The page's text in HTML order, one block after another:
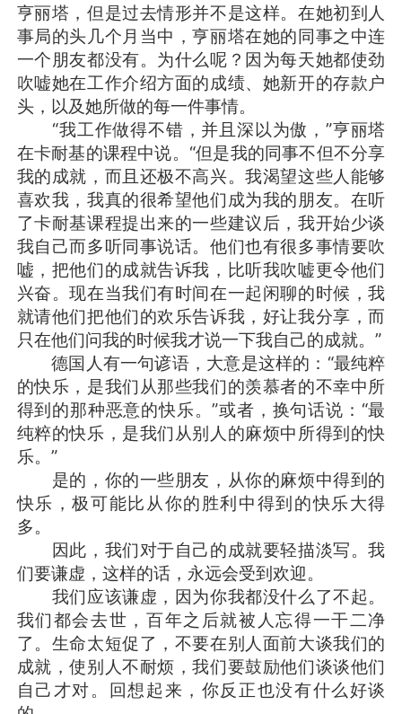
亨丽塔，但是过去情形并不是这样。在她初到人
事局的头几个月当中，亨丽塔在她的同事之中连
一个朋友都没有。为什么呢？因为每天她都使劲
吹嘘她在工作介绍方面的成绩、她新开的存款户
头，以及她所做的每一件事情。
“我工作做得不错，并且深以为傲，”亨丽塔
在卡耐基的课程中说。“但是我的同事不但不分享
我的成就，而且还极不高兴。我渴望这些人能够
喜欢我，我真的很希望他们成为我的朋友。在听
了卡耐基课程提出来的一些建议后，我开始少谈
我自己而多听同事说话。他们也有很多事情要吹
嘘，把他们的成就告诉我，比听我吹嘘更令他们
兴奋。现在当我们有时间在一起闲聊的时候，我
就请他们把他们的欢乐告诉我，好让我分享，而
只在他们问我的时候我才说一下我自己的成就。”
德国人有一句谚语，大意是这样的：“最纯粹
的快乐，是我们从那些我们的羡慕者的不幸中所
得到的那种恶意的快乐。”或者，换句话说：“最
纯粹的快乐，是我们从别人的麻烦中所得到的快
乐。”
是的，你的一些朋友，从你的麻烦中得到的
快乐，极可能比从你的胜利中得到的快乐大得
多。
因此，我们对于自己的成就要轻描淡写。我
们要谦虚，这样的话，永远会受到欢迎。
我们应该谦虚，因为你我都没什么了不起。
我们都会去世，百年之后就被人忘得一干二净
了。生命太短促了，不要在别人面前大谈我们的
成就，使别人不耐烦，我们要鼓励他们谈谈他们
自己才对。回想起来，你反正也没有什么好谈